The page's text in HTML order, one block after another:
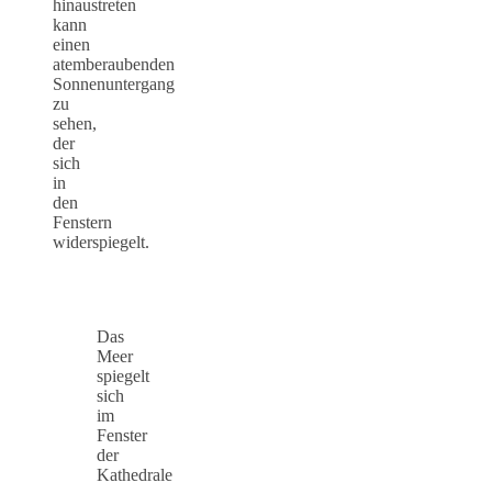
hinaustreten
kann
einen
atemberaubenden
Sonnenuntergang
zu
sehen,
der
sich
in
den
Fenstern
widerspiegelt.
Das
Meer
spiegelt
sich
im
Fenster
der
Kathedrale